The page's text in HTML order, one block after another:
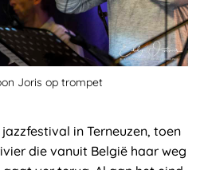
Joris op trompet
in Terneuzen, toen
die vanuit België haar weg